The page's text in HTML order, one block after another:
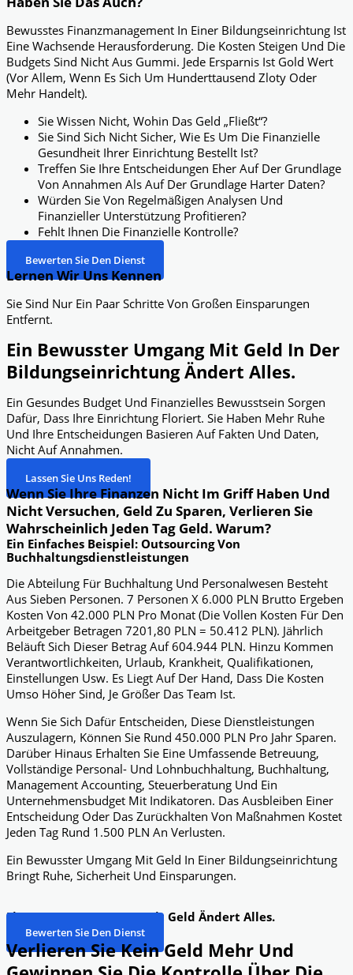
Bewusstes Finanzmanagement In Einer Bildungseinrichtung Ist
Eine Wachsende Herausforderung. Die Kosten Steigen Und Die
Budgets Sind Nicht Aus Gummi. Jede Ersparnis Ist Gold Wert
(vor Allem, Wenn Es Sich Um Hunderttausend Zloty Oder
Mehr Handelt).
Sie Wissen Nicht, Wohin Das Geld „fließt“?
Sie Sind Sich Nicht Sicher, Wie Es Um Die Finanzielle
Gesundheit Ihrer Einrichtung Bestellt Ist?
Treffen Sie Ihre Entscheidungen Eher Auf Der Grundlage
Von Annahmen Als Auf Der Grundlage Harter Daten?
Würden Sie Von Regelmäßigen Analysen Und
Finanzieller Unterstützung Profitieren?
Fehlt Ihnen Die Finanzielle Kontrolle?
Bewerten Sie Den Dienst
Lernen Wir Uns Kennen
Sie Sind Nur Ein Paar Schritte Von Großen Einsparungen
Entfernt.
Ein Bewusster Umgang Mit Geld In Der
Bildungseinrichtung Ändert Alles.
Ein Gesundes Budget Und Finanzielles Bewusstsein Sorgen
Dafür, Dass Ihre Einrichtung Floriert. Sie Haben Mehr Ruhe
Und Ihre Entscheidungen Basieren Auf Fakten Und Daten,
Nicht Auf Annahmen.
Lassen Sie Uns Reden!
Wenn Sie Ihre Finanzen Nicht Im Griff Haben Und
Nicht Versuchen, Geld Zu Sparen, Verlieren Sie
Wahrscheinlich Jeden Tag Geld. Warum?
Ein Einfaches Beispiel: Outsourcing Von
Buchhaltungsdienstleistungen
Die Abteilung Für Buchhaltung Und Personalwesen Besteht
Aus Sieben Personen. 7 Personen X 6.000 PLN Brutto Ergeben
Kosten Von 42.000 PLN Pro Monat (die Vollen Kosten Für Den
Arbeitgeber Betragen 7201,80 PLN = 50.412 PLN). Jährlich
Beläuft Sich Dieser Betrag Auf 604.944 PLN. Hinzu Kommen
Verantwortlichkeiten, Urlaub, Krankheit, Qualifikationen,
Einstellungen Usw. Es Liegt Auf Der Hand, Dass Die Kosten
Umso Höher Sind, Je Größer Das Team Ist.
Wenn Sie Sich Dafür Entscheiden, Diese Dienstleistungen
Auszulagern, Können Sie Rund 450.000 PLN Pro Jahr Sparen.
Darüber Hinaus Erhalten Sie Eine Umfassende Betreuung,
Vollständige Personal- Und Lohnbuchhaltung, Buchhaltung,
Management Accounting, Steuerberatung Und Ein
Unternehmensbudget Mit Indikatoren. Das Ausbleiben Einer
Entscheidung Oder Das Zurückhalten Von Maßnahmen Kostet
Jeden Tag Rund 1.500 PLN An Verlusten.
Ein Bewusster Umgang Mit Geld In Einer Bildungseinrichtung
Bringt Ruhe, Sicherheit Und Einsparungen.
Ein Bewusster Umgang Mit Geld Ändert Alles.
Bewerten Sie Den Dienst
Verlieren Sie Kein Geld Mehr Und